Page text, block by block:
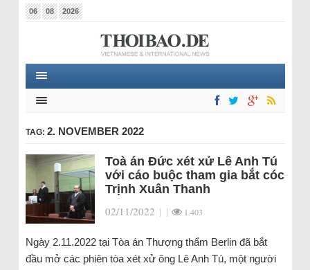
06 08 2026
TAG: 2. NOVEMBER 2022
Toà án Đức xét xử Lê Anh Tú
với cáo buộc tham gia bắt cóc
Trịnh Xuân Thanh
02/11/2022 | | 1.403
Ngày 2.11.2022 tại Tòa án Thượng thẩm Berlin đã bắt
đầu mở các phiên tòa xét xử ông Lê Anh Tú, một người